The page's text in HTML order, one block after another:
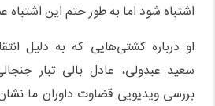
اشتباه شود اما به طور حتم این
او درباره کشتی‌هایی که به دلیل
سعید عبدولی، عادل بالی تبار
بررسی ویدیویی قضاوت داوران ما